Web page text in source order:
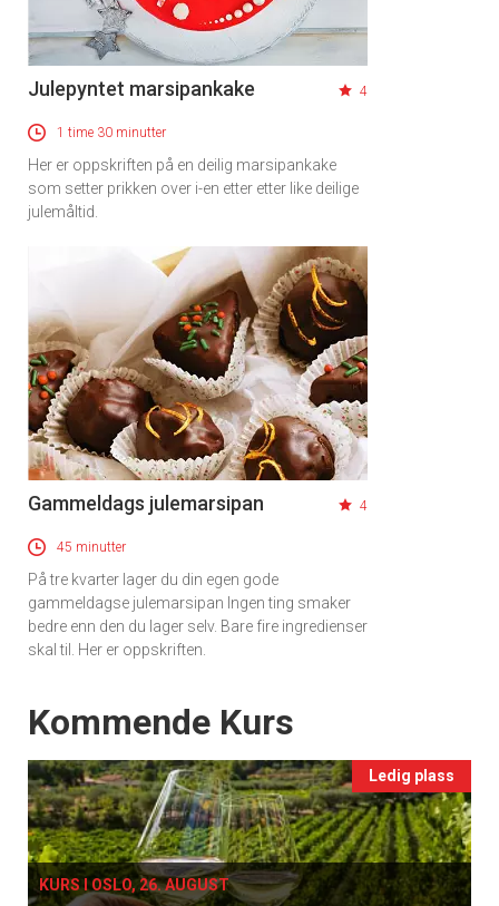
Julepyntet marsipankake 4
1 time 30 minutter
Her er oppskriften på en deilig marsipankake
som setter prikken over i-en etter etter like deilige
julemåltid.
Gammeldags julemarsipan 4
45 minutter
På tre kvarter lager du din egen gode
gammeldagse julemarsipan Ingen ting smaker
bedre enn den du lager selv. Bare fire ingredienser
skal til. Her er oppskriften.
Events
Kommende Kurs
Ledig plass
KURS I OSLO, 26. AUGUST